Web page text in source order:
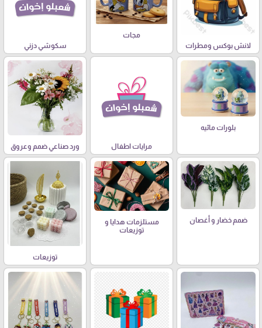
لانش بوكس ومطرات
مجات
سكوشي دزني
بلورات مائيه
مرايات اطفال ورد صناعي ضمم وعروق
ضمم خضار و أغصان
مستلزمات هدايا و
توزيعات
توزيعات